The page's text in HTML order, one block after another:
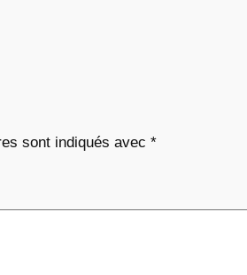
€
sont indiqués avec *